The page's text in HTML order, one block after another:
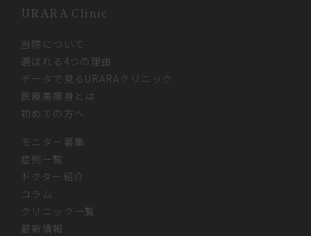
URARA Clinic
当院について
選ばれる4つの理由
データで見るURARAクリニック
医療美痩身とは
初めての方へ
モニター募集
症例一覧
ドクター紹介
コラム
クリニック一覧
最新情報